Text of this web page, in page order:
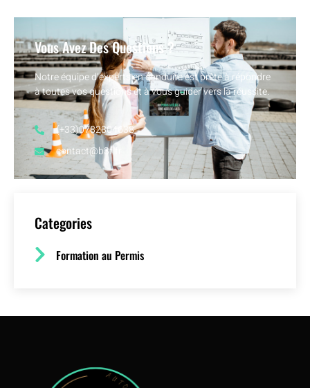
Vous Avez Des Questions ?
Notre équipe d’experts en conduite est prête à répondre
à toutes vos questions et à vous guider vers la réussite.
(+33)0782804638
contact@b3f.fr
Categories
Formation au Permis